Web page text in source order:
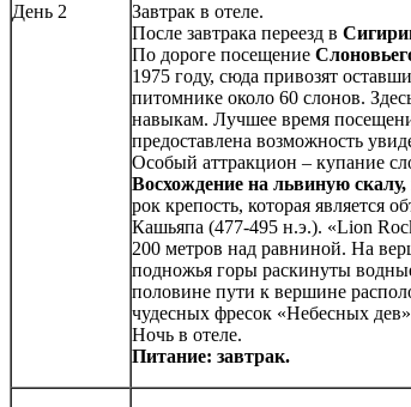
День 2
Завтрак в отеле.
После завтрака переезд в
По дороге посещение
1975 году, сюда привозят
питомнике около 60 слонов.
навыкам. Лучшее время
предоставлена возможность
Особый аттракцион – купание
Восхождение на львиную скалу,
рок крепость, которая является
Кашьяпа (477-495 н.э.). «Lion
200 метров над равниной. На
подножья горы раскинуты
половине пути к вершине
чудесных фресок «Небесных
Ночь в отеле.
Питание: завтрак.